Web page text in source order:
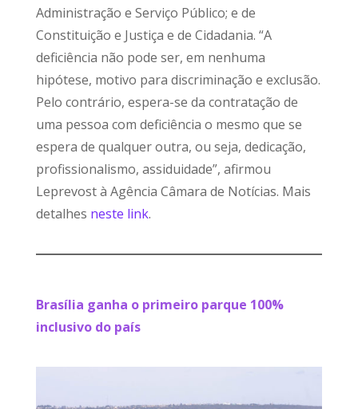
Administração e Serviço Público; e de
Constituição e Justiça e de Cidadania. “A
deficiência não pode ser, em nenhuma
hipótese, motivo para discriminação e exclusão.
Pelo contrário, espera-se da contratação de
uma pessoa com deficiência o mesmo que se
espera de qualquer outra, ou seja, dedicação,
profissionalismo, assiduidade”, afirmou
Leprevost à Agência Câmara de Notícias. Mais
detalhes neste link.
Brasília ganha o primeiro parque 100%
inclusivo do país